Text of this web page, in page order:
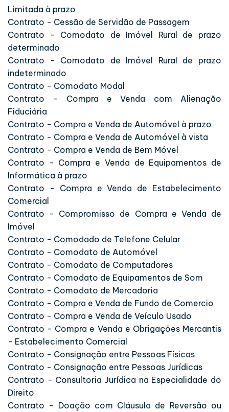
Limitada à prazo
Contrato - Cessão de Servidão de Passagem
Contrato - Comodato de Imóvel Rural de prazo
determinado
Contrato - Comodato de Imóvel Rural de prazo
indeterminado
Contrato - Comodato Modal
Contrato - Compra e Venda com Alienação
Fiduciária
Contrato - Compra e Venda de Automóvel à prazo
Contrato - Compra e Venda de Automóvel à vista
Contrato - Compra e Venda de Bem Móvel
Contrato - Compra e Venda de Equipamentos de
Informática à prazo
Contrato - Compra e Venda de Estabelecimento
Comercial
Contrato - Compromisso de Compra e Venda de
Imóvel
Contrato - Comodado de Telefone Celular
Contrato - Comodato de Automóvel
Contrato - Comodato de Computadores
Contrato - Comodato de Equipamentos de Som
Contrato - Comodato de Mercadoria
Contrato - Compra e Venda de Fundo de Comercio
Contrato - Compra e Venda de Veículo Usado
Contrato - Compra e Venda e Obrigações Mercantis
- Estabelecimento Comercial
Contrato - Consignação entre Pessoas Físicas
Contrato - Consignação entre Pessoas Jurídicas
Contrato - Consultoria Jurídica na Especialidade do
Direito
Contrato - Doação com Cláusula de Reversão ou